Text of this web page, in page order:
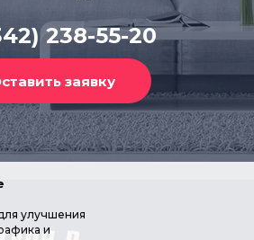
238-55-20
улучшения
и